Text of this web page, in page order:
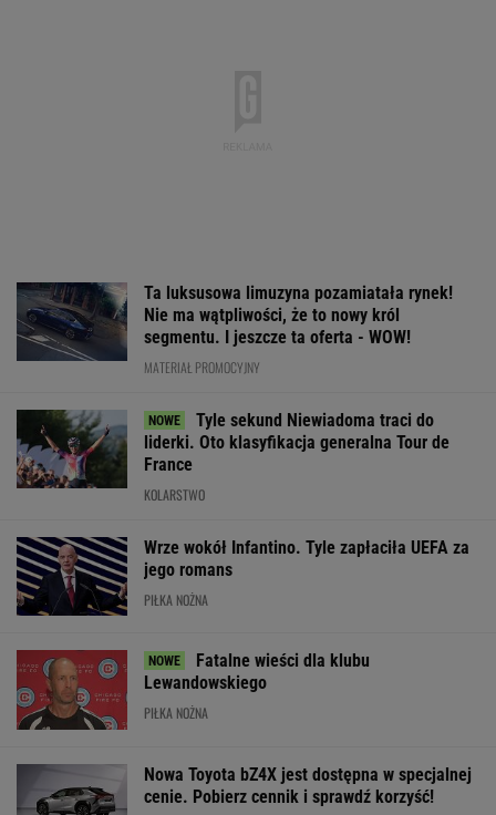
Ta luksusowa limuzyna pozamiatała rynek!
Nie ma wątpliwości, że to nowy król
segmentu. I jeszcze ta oferta - WOW!
MATERIAŁ PROMOCYJNY
Tyle sekund Niewiadoma traci do
liderki. Oto klasyfikacja generalna Tour de
France
KOLARSTWO
Wrze wokół Infantino. Tyle zapłaciła UEFA za
jego romans
PIŁKA NOŻNA
Fatalne wieści dla klubu
Lewandowskiego
PIŁKA NOŻNA
Nowa Toyota bZ4X jest dostępna w specjalnej
cenie. Pobierz cennik i sprawdź korzyść!